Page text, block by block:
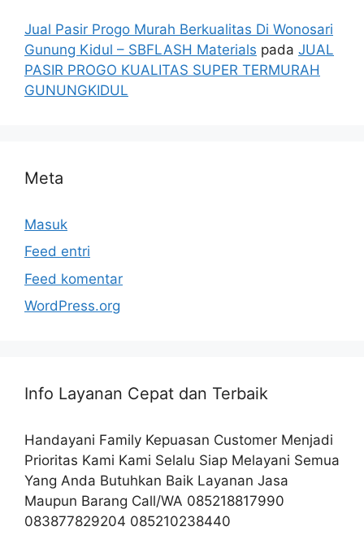
Jual Pasir Progo Murah Berkualitas Di Wonosari
Gunung Kidul – SBFLASH Materials pada JUAL
PASIR PROGO KUALITAS SUPER TERMURAH
GUNUNGKIDUL
Meta
Masuk
Feed entri
Feed komentar
WordPress.org
Info Layanan Cepat dan Terbaik
Handayani Family Kepuasan Customer Menjadi
Prioritas Kami Kami Selalu Siap Melayani Semua
Yang Anda Butuhkan Baik Layanan Jasa
Maupun Barang Call/WA 085218817990
083877829204 085210238440